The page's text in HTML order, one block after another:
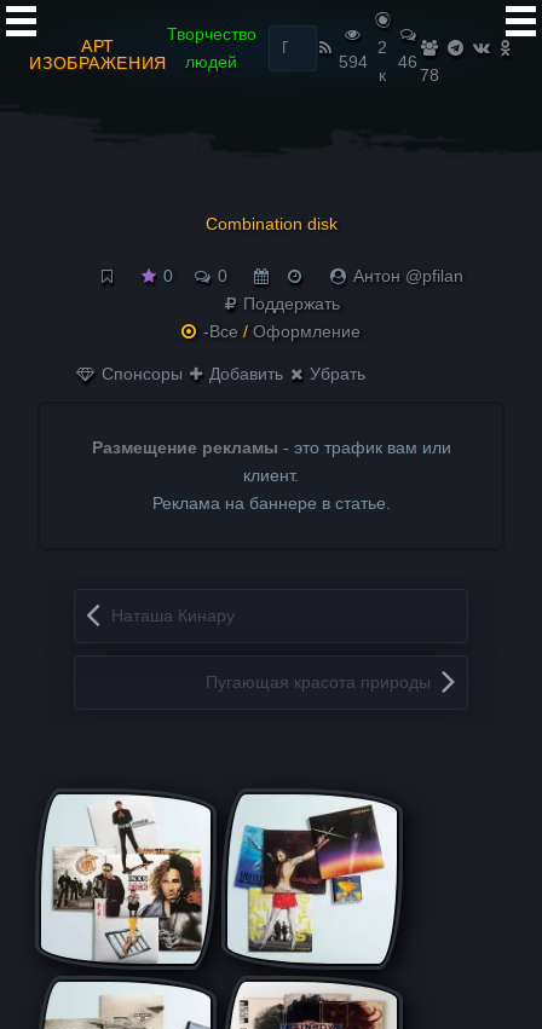
АРТ
ИЗОБРАЖЕНИЯ
Творчество
людей
Найти:
594
2
к
46
78
Combination disk
0 0
Антон @pfilan
Поддержать
-Все / Оформление
Спонсоры Добавить Убрать
Размещение рекламы - это трафик вам или
клиент.
Реклама на баннере в статье.
Запись навигация
Наташа Кинару
Пугающая красота природы